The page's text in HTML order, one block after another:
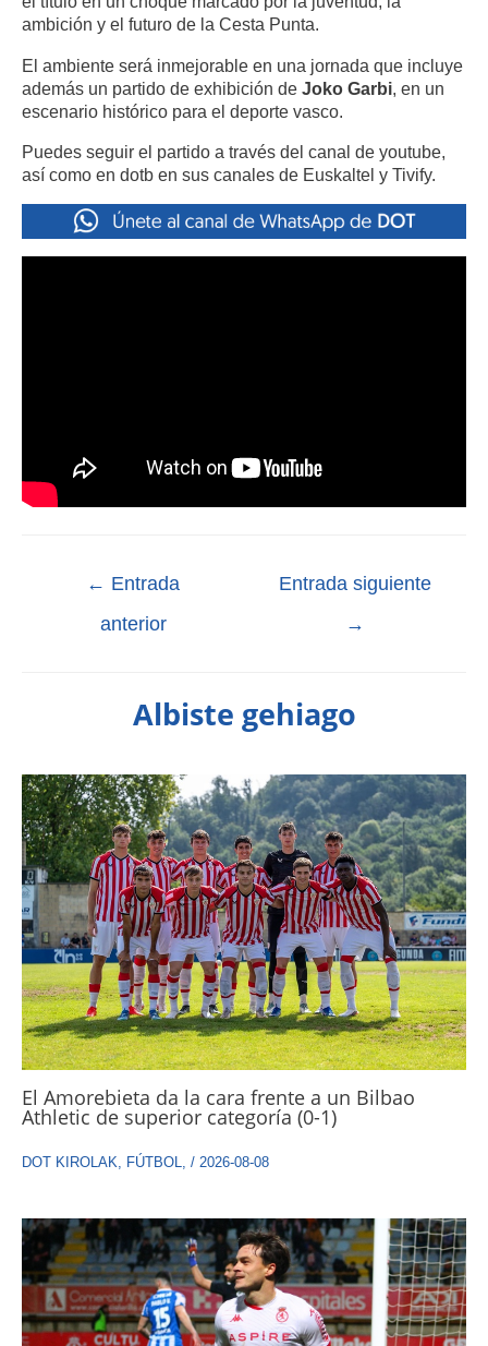
ambición y el futuro de la Cesta Punta.
El ambiente será inmejorable en una jornada que incluye
además un partido de exhibición de Joko Garbi , en un
escenario histórico para el deporte vasco.
Puedes seguir el partido a través del canal de youtube,
así como en dotb en sus canales de Euskaltel y Tivify.
← Entrada
anterior
Entrada siguiente
→
Albiste gehiago
El Amorebieta da la cara frente a un Bilbao
Athletic de superior categoría (0-1)
DOT KIROLAK, FÚTBOL, / 2026-08-08